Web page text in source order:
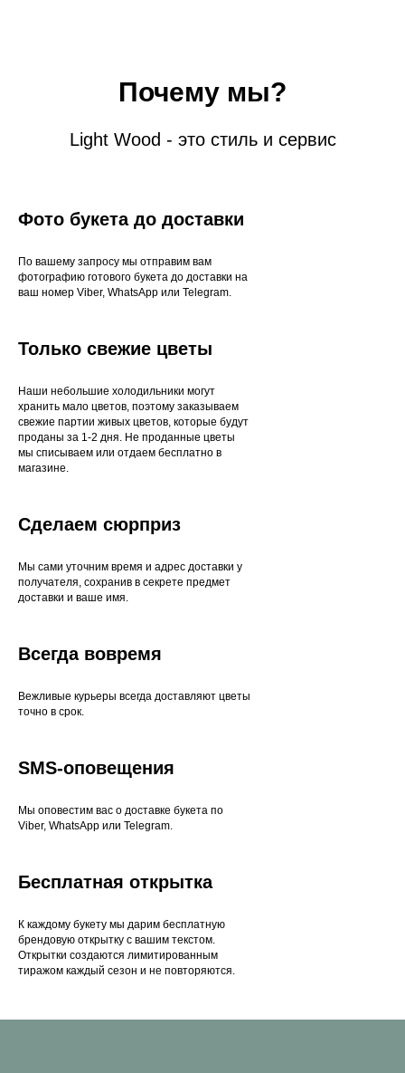
Почему мы?
Light Wood - это стиль и сервис
Фото букета до доставки
По вашему запросу мы отправим вам
фотографию готового букета до доставки на
ваш номер Viber, WhatsApp или Telegram.
Только свежие цветы
Наши небольшие холодильники могут
хранить мало цветов, поэтому заказываем
свежие партии живых цветов, которые будут
проданы за 1-2 дня. Не проданные цветы
мы списываем или отдаем бесплатно в
магазине.
Сделаем сюрприз
Мы сами уточним время и адрес доставки у
получателя, сохранив в секрете предмет
доставки и ваше имя.
Всегда вовремя
Вежливые курьеры всегда доставляют цветы
точно в срок.
SMS-оповещения
Мы оповестим вас о доставке букета по
Viber, WhatsApp или Telegram.
Бесплатная открытка
К каждому букету мы дарим бесплатную
брендовую открытку с вашим текстом.
Открытки создаются лимитированным
тиражом каждый сезон и не повторяются.